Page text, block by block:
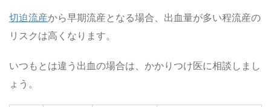
切迫流産から早期流産となる場合、出血量が多い程流産の
リスクは高くなります。
いつもとは違う出血の場合は、かかりつけ医に相談しまし
ょう。